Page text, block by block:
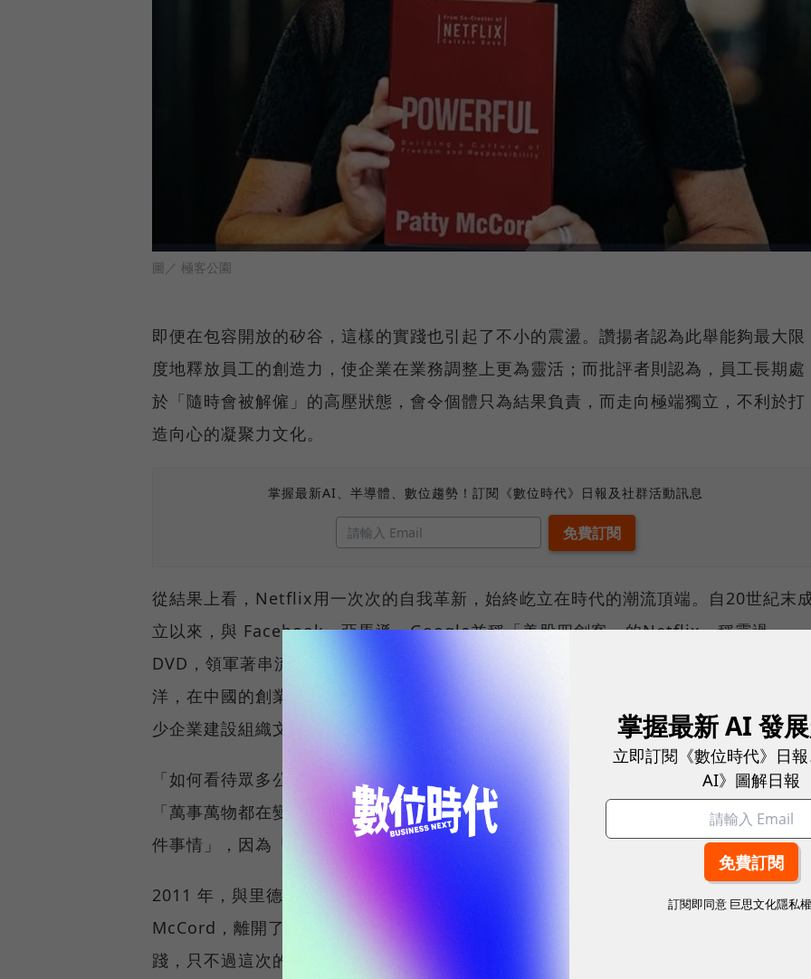
圖／ 極客公園
即便在包容開放的矽谷，這樣的實踐也引起了不小的震盪。讚揚者認為此舉能夠最大限
度地釋放員工的創造力，使企業在業務調整上更為靈活；而批評者則認為，員工長期處
於「隨時會被解僱」的高壓狀態，會令個體只為結果負責，而走向極端獨立，不利於打
造向心的凝聚力文化。
掌握最新AI、半導體、數位趨勢！訂閱《數位時代》日報及社群活動訊息
從結果上看，Netflix用一次次的自我革新，始終屹立在時代的潮流頂端。自20世紀末
立以來，與 Facebook、亞馬遜、Google並稱「美股四劍客」的Netflix，稱霸過
DVD，領軍著串流媒體，如今又開始向遊戲領域試探。而「Netflix文化」也跨越太平
洋，在中國的創業公司產生強大的模仿效應。著名的「Context not Control」成了不
少企業建設組織文化的第一課，其中尤以字節跳動為代表。
「如何看待眾多公司對於Netflix的模仿？」在視訊會議中，我們這樣問 Patty。她說，
「萬事萬物都在變化，要找到適合自己的。」她還倡導人們「不應該只在一家公司做一
件事情」，因為「人和公司的關係就像一段旅程，每一段旅程都能學到東西。」
2011 年，與里德·哈斯廷斯（Reed Hastings）一手創建Netflix獨特企業文化的 Patty
McCord，離開了工作了14年的Netflix——這被媒體戲稱為「留任測試」的又一次實
踐，只不過這次的主人公是這套文化的締造者。但Patty毫不避諱，她用了「get
掌握最新 AI 發
立即訂閱《數位時代》日
AI》圖解日報
訂閱即同意 巨思文化隱私